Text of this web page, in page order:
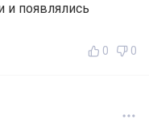
и появлялись
0 0